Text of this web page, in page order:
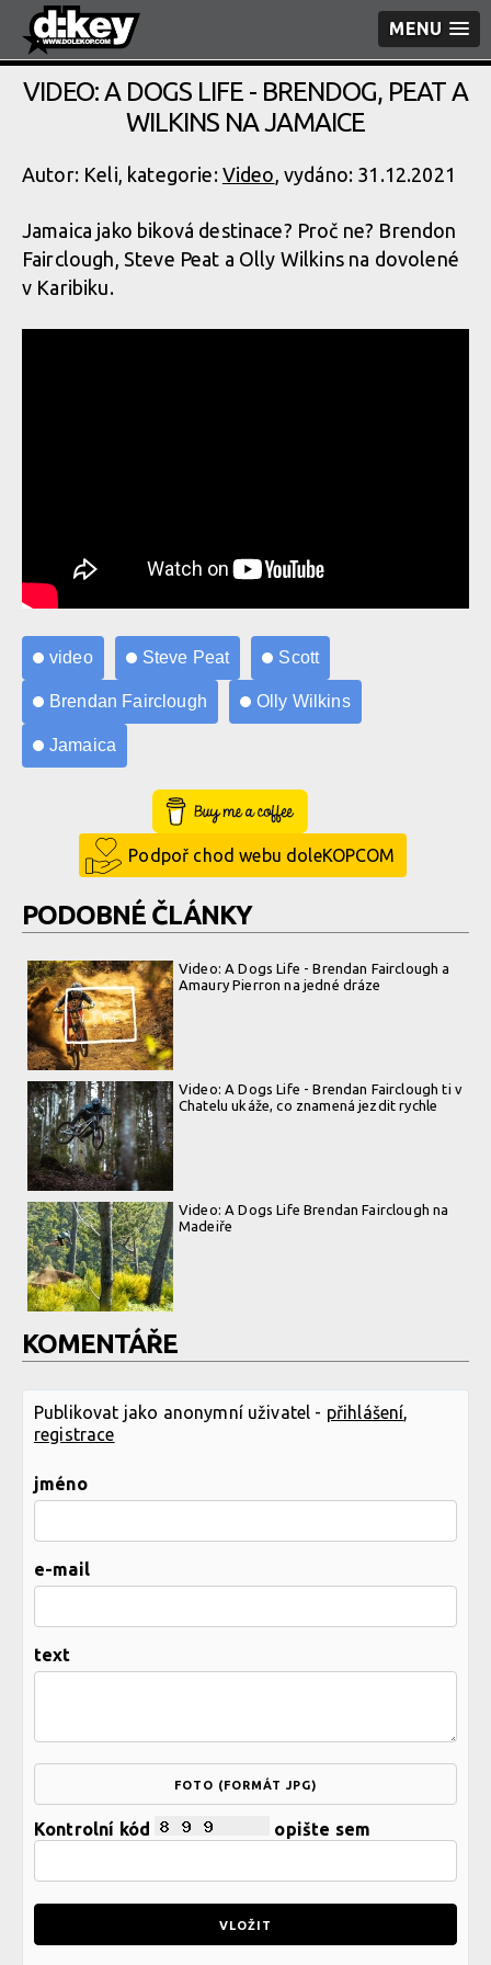
MENU
VIDEO: A DOGS LIFE - BRENDOG, PEAT A
WILKINS NA JAMAICE
Autor: Keli, kategorie: Video, vydáno: 31.12.2021
Jamaica jako biková destinace? Proč ne? Brendon
Fairclough, Steve Peat a Olly Wilkins na dovolené
v Karibiku.
video Steve Peat Scott
Brendan Fairclough Olly Wilkins
Jamaica
Buy Me a Coffee
Podpoř chod webu doleKOPCOM
PODOBNÉ ČLÁNKY
Video: A Dogs Life - Brendan Fairclough a
Amaury Pierron na jedné dráze
Video: A Dogs Life - Brendan Fairclough ti v
Chatelu ukáže, co znamená jezdit rychle
Video: A Dogs Life Brendan Fairclough na
Madeiře
KOMENTÁŘE
Publikovat jako anonymní uživatel - přihlášení
registrace
jméno
e-mail
text
FOTO (FORMÁT JPG)
Kontrolní kód opište sem